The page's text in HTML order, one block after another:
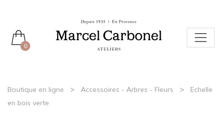
0
Boutique en ligne > Accessoires - Arbres - Fleurs >
Echelle
en bois verte